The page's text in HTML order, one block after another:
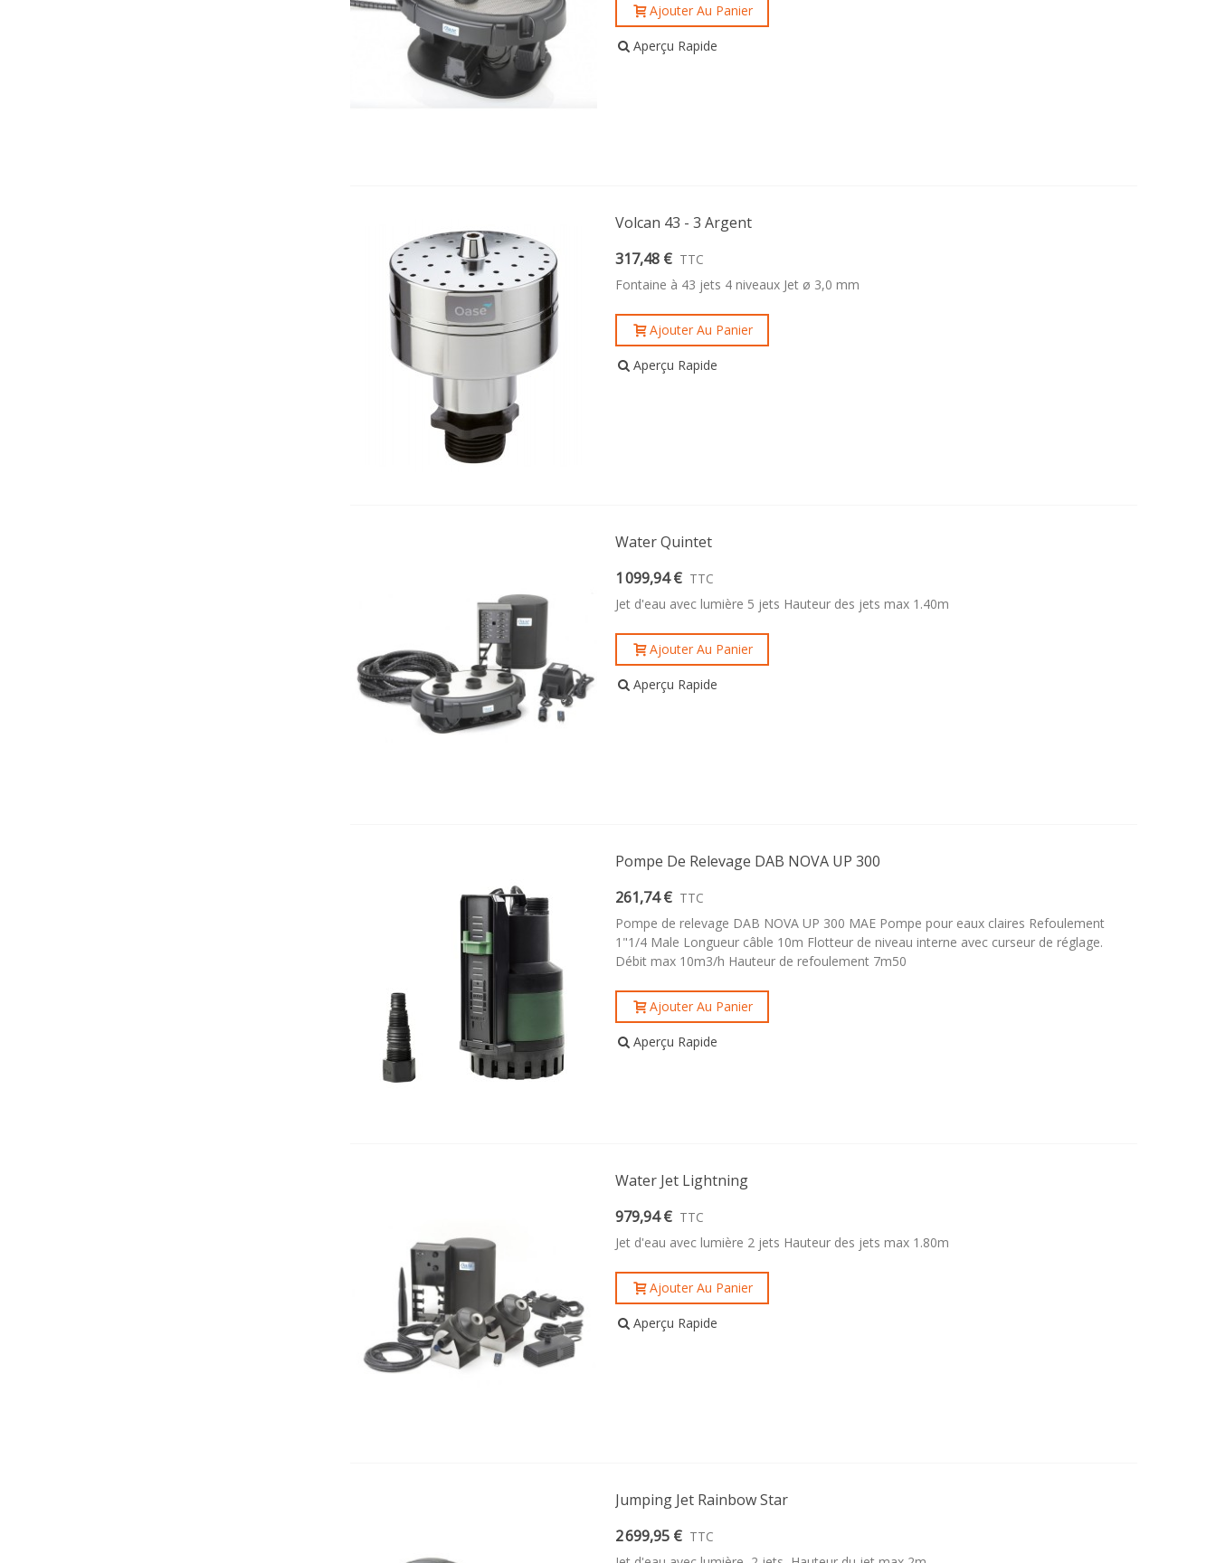
Ajouter Au Panier
Aperçu Rapide
Volcan 43 - 3 Argent
317,48 € TTC
Fontaine à 43 jets 4 niveaux Jet ø 3,0 mm
Ajouter Au Panier
Aperçu Rapide
Water Quintet
1 099,94 € TTC
Jet d'eau avec lumière 5 jets Hauteur des jets max 1.40m
Ajouter Au Panier
Aperçu Rapide
Pompe De Relevage DAB NOVA UP 300
261,74 € TTC
Pompe de relevage DAB NOVA UP 300 MAE Pompe pour eaux claires Refoulement
1"1/4 Male Longueur câble 10m Flotteur de niveau interne avec curseur de réglage.
Débit max 10m3/h Hauteur de refoulement 7m50
Ajouter Au Panier
Aperçu Rapide
Water Jet Lightning
979,94 € TTC
Jet d'eau avec lumière 2 jets Hauteur des jets max 1.80m
Ajouter Au Panier
Aperçu Rapide
Jumping Jet Rainbow Star
2 699,95 € TTC